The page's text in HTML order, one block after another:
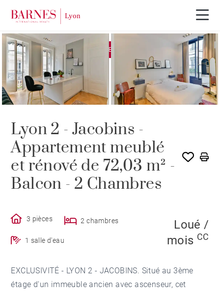
EXCLUSIVITÉ LOUÉ PAR BARNES
Lyon 2 - Jacobins -
Appartement meublé
et rénové de 72,03 m² -
Balcon - 2 Chambres
3 pièces 2 chambres
1 salle d'eau
Loué /
mois CC
EXCLUSIVITÉ - LYON 2 - JACOBINS. Situé au 3ème
étage d'un immeuble ancien avec ascenseur, cet